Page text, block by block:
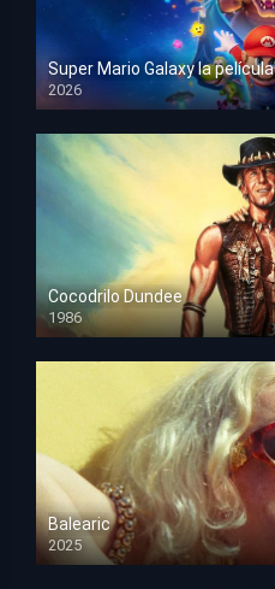
Super Mario Galaxy la película
2026
HD 1080p
Cocodrilo Dundee
1986
HD 1080p
Balearic
2025
HD 1080p